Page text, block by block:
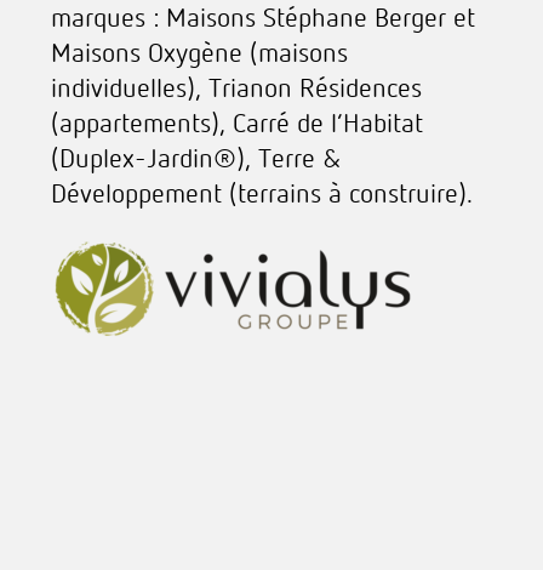
marques : Maisons Stéphane Berger et
Maisons Oxygène (maisons
individuelles), Trianon Résidences
(appartements), Carré de l’Habitat
(Duplex-Jardin®), Terre &
Développement (terrains à construire).